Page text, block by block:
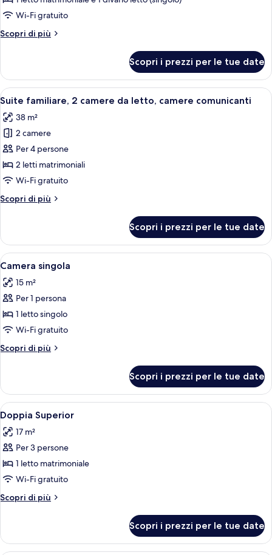
Suite
Junior
Wi-Fi gratuito
Scopri di più
Altri
Junior
Scopri i prezzi per le tue date
Apri
tutte
le
foto
per
Suite
familiare,
camere
camere
comunicanti
Camera d'albergo con pavimento in
7
Suite familiare, 2 camere da letto, camere comunicanti
38 m²
2 camere
Per 4 persone
2 letti matrimoniali
Wi-Fi gratuito
Scopri di più
Altri
familiare,
camere
letto,
camere
Scopri i prezzi per le tue date
Apri
tutte
le
foto
per
Camera
singola
Una camera d'albergo con un letto,
7
Camera singola
15 m²
Per 1 persona
1 letto singolo
Wi-Fi gratuito
Scopri di più
Altri
singola
Scopri i prezzi per le tue date
Apri
tutte
le
foto
per
Doppia
Superior
Una camera d'albergo con un letto,
6
Doppia Superior
17 m²
Per 3 persone
1 letto matrimoniale
Wi-Fi gratuito
Scopri di più
Altri
Superior
Scopri i prezzi per le tue date